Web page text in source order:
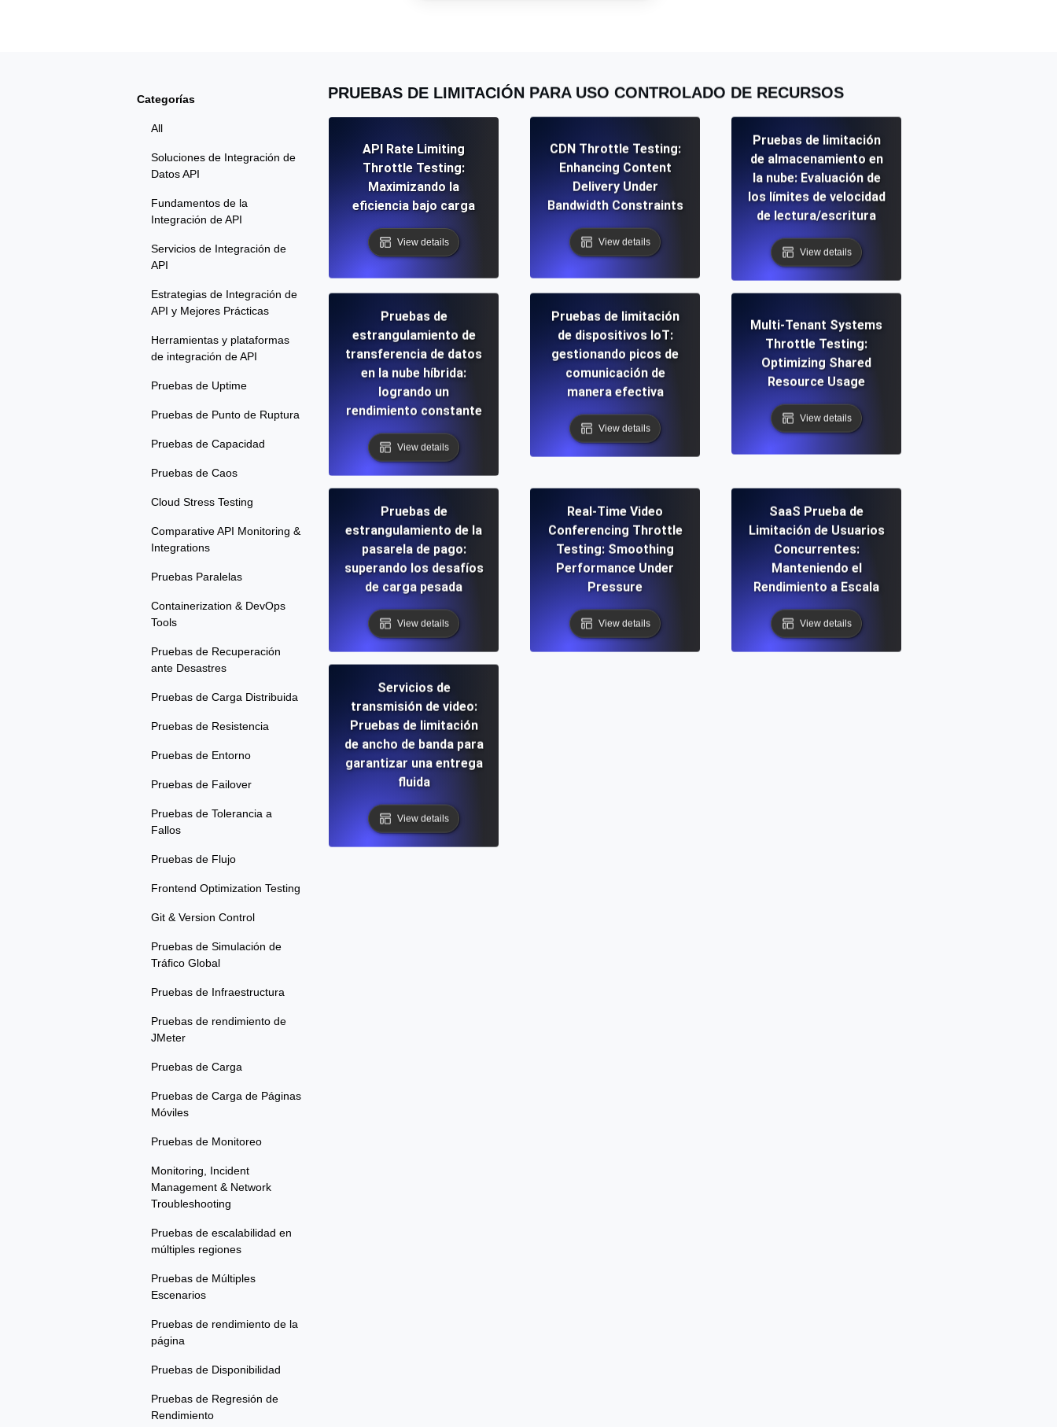
Uptime Monitoring para sitios web y APIs. Gratis para empezar.
SSL Monitoring
Gratis para empezar.
Cron Job Monitoring
Heartbeat monitoring para cron jobs y tareas programadas. Gratis
DNS Monitoring
DNS monitoring con comprobación de registros y alertas. Gratis para
empezar.
TCP Monitoring
Monitores como YAML, JS y MCP
Categorías
All
Soluciones de Integración de
Datos API
Fundamentos de la
Integración de API
Servicios de Integración de
API
Estrategias de Integración de
API y Mejores Prácticas
Herramientas y plataformas
de integración de API
Pruebas de Uptime
Pruebas de Punto de Ruptura
Pruebas de Capacidad
Pruebas de Caos
Cloud Stress Testing
Comparative API Monitoring &
Integrations
Pruebas Paralelas
Containerization & DevOps
Tools
Pruebas de Recuperación
ante Desastres
Pruebas de Carga Distribuida
Pruebas de Resistencia
Pruebas de Entorno
Pruebas de Failover
Pruebas de Tolerancia a
Fallos
Pruebas de Flujo
Frontend Optimization Testing
Git & Version Control
Pruebas de Simulación de
Tráfico Global
Pruebas de Infraestructura
Pruebas de rendimiento de
JMeter
Pruebas de Carga
Pruebas de Carga de Páginas
Móviles
Pruebas de Monitoreo
Monitoring, Incident
Management & Network
Troubleshooting
Pruebas de escalabilidad en
múltiples regiones
Pruebas de Múltiples
Escenarios
Pruebas de rendimiento de la
página
Pruebas de Disponibilidad
Pruebas de Regresión de
Rendimiento
PRUEBAS DE LIMITACIÓN PARA USO CONTROLADO DE RECURSOS
API Rate Limiting
Throttle Testing:
Maximizando la
eficiencia bajo carga
View details
CDN Throttle Testing:
Enhancing Content
Delivery Under
Bandwidth Constraints
View details
Pruebas de limitación
de almacenamiento en
la nube: Evaluación de
los límites de velocidad
de lectura/escritura
View details
Pruebas de
estrangulamiento de
transferencia de datos
en la nube híbrida:
logrando un
rendimiento constante
View details
Pruebas de limitación
de dispositivos IoT:
gestionando picos de
comunicación de
manera efectiva
View details
Multi-Tenant Systems
Throttle Testing:
Optimizing Shared
Resource Usage
View details
Pruebas de
estrangulamiento de la
pasarela de pago:
superando los desafíos
de carga pesada
View details
Real-Time Video
Conferencing Throttle
Testing: Smoothing
Performance Under
Pressure
View details
SaaS Prueba de
Limitación de Usuarios
Concurrentes:
Manteniendo el
Rendimiento a Escala
View details
Servicios de
transmisión de video:
Pruebas de limitación
de ancho de banda para
garantizar una entrega
fluida
View details